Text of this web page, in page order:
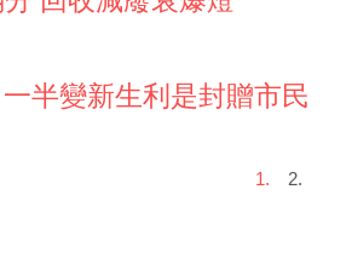
半變新生利是封贈市民
1. 2.